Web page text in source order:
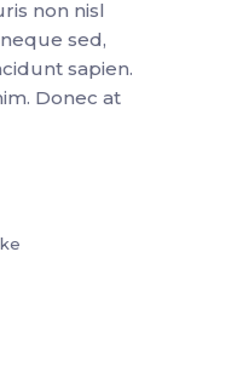
non nisl
sed,
sapien.
Donec at